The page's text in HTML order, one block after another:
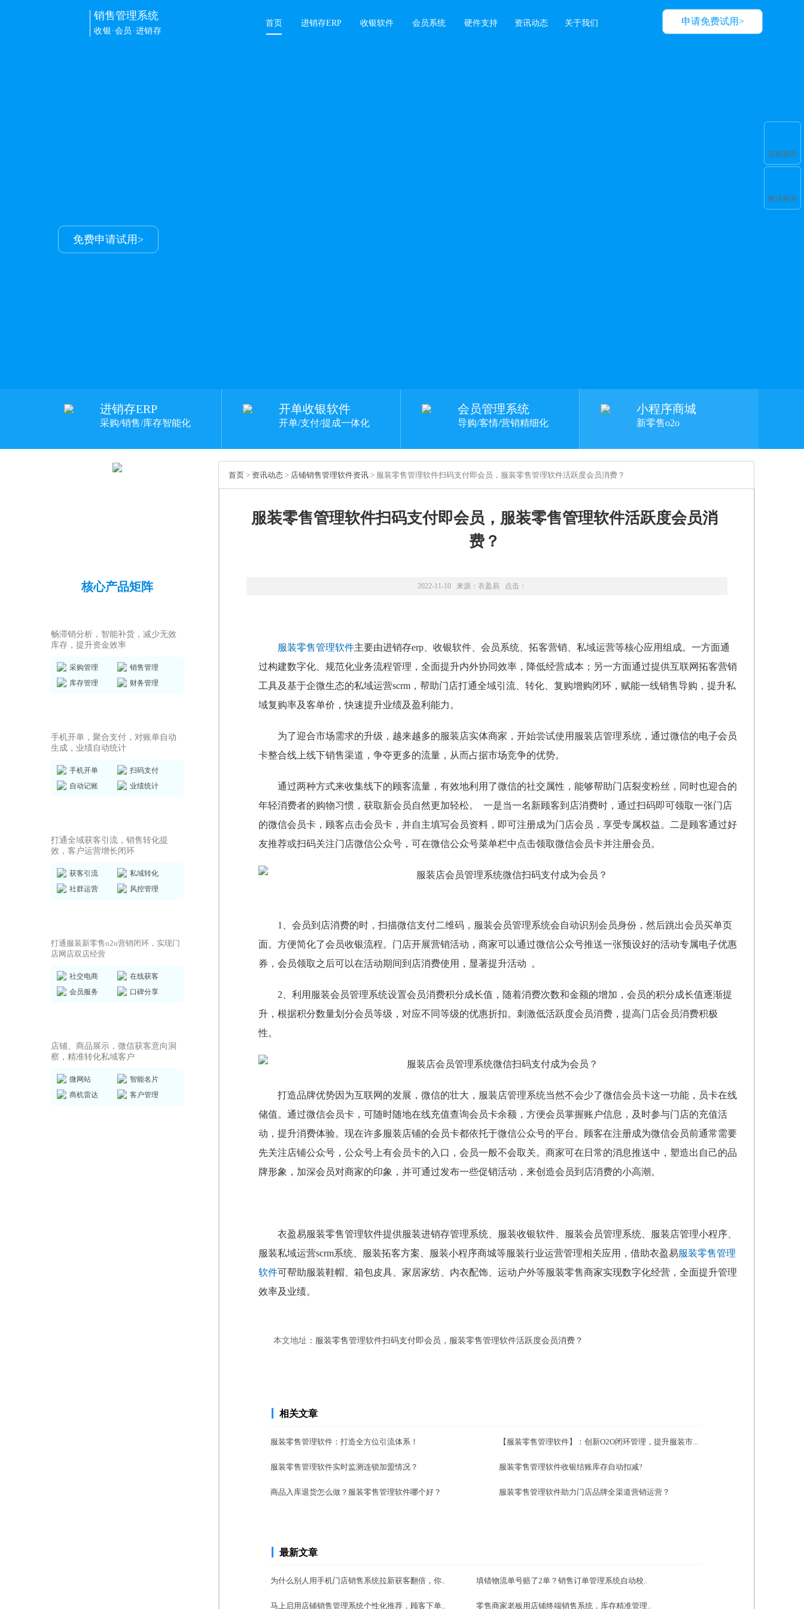
申请免费试用>
销售管理系统
收银·会员·进销存
首页 进销存ERP 收银软件 会员系统 硬件支持 资讯动态 关于我们
申请免费试用>
免费申请试用>
进销存ERP
采购/销售/库存智能化
开单收银软件
开单/支付/提成一体化
会员管理系统
导购/客情/营销精细化
小程序商城
新零售o2o
核心产品矩阵
畅滞销分析，智能补货，减少无效
库存，提升资金效率
采购管理
销售管理
库存管理
财务管理
手机开单，聚合支付，对账单自动
生成，业绩自动统计
手机开单
扫码支付
自动记账
业绩统计
打通全域获客引流，销售转化提
效，客户运营增长闭环
获客引流
私域转化
社群运营
风控管理
打通服装新零售o2o营销闭环，实现门
店网店双店经营
社交电商
在线获客
会员服务
口碑分享
店铺、商品展示，微信获客意向洞
察，精准转化私域客户
微网站
智能名片
商机雷达
客户管理
首页 > 资讯动态 > 店铺销售管理软件资讯 > 服装零售管理软件扫码支付即会员，服装零售管理软件活跃度会员消费？
服装零售管理软件扫码支付即会员，服装零售管理软件活跃度会员消
费？
2022-11-10 来源： 衣盈易 点击：
服装零售管理软件主要由进销存erp、收银软件、会员系统、拓客营销、私域运营等核心应用组成。一方面通
过构建数字化、规范化业务流程管理，全面提升内外协同效率，降低经营成本；另一方面通过提供互联网拓客营销
工具及基于企微生态的私域运营scrm，帮助门店打通全域引流、转化、复购增购闭环，赋能一线销售导购，提升私
域复购率及客单价，快速提升业绩及盈利能力。
为了迎合市场需求的升级，越来越多的服装店实体商家，开始尝试使用 服装店管理系统， 通过微信的电子会员
卡整合线上线下销售渠道，争夺更多的流量，从而占据市场竞争的优势。
通过两种方式来收集线下的顾客流量，有效地利用了微信的社交属性，能够帮助门店裂变粉丝，同时也迎合的
年轻消费者的购物习惯，获取新会员自然更加轻松。 一是当一名新顾客到店消费时，通过扫码即可领取一张门店
的微信会员卡，顾客点击会员卡，并自主填写会员资料，即可注册成为门店会员，享受专属权益。二是顾客通过好
友推荐或扫码关注门店微信公众号，可在微信公众号菜单栏中点击领取微信会员卡并注册会员。
1、会员到店消费的时，扫描微信支付二维码，服装会员管理系统会自动识别会员身份，然后跳出会员买单页
面。方便简化了会员收银流程。门店开展营销活动，商家可以通过微信公众号推送一张预设好的活动专属电子优惠
券，会员领取之后可以在活动期间到店消费使用，显著提升活动 。
2、 利用服装会员管理系统设置会员消费积分成长值，随着消费次数和金额的增加，会员的积分成长值逐渐提
升，根据积分数量划分会员等级，对应不同等级的优惠折扣。刺激低活跃度会员消费，提高门店会员消费积极
性。
打造品牌优势因为互联网的发展，微信的壮大，服装店管理系统当然不会少了微信会员卡这一功能，员卡在线
储值。通过微信会员卡，可随时随地在线充值查询会员卡余额，方便会员掌握账户信息，及时参与门店的充值活
动，提升消费体验。 现在许多服装店铺的会员卡都依托于微信公众号的平台。顾客在注册成为微信会员前通常需要
先关注店铺公众号，公众号上有会员卡的入口，会员一般不会取关。 商家可在日常的消息推送中，塑造出自己的品
牌形象，加深会员对商家的印象，并可通过发布一些促销活动，来创造会员到店消费的小高潮。
衣盈易服装零售管理软件提供服装进销存管理系统、服装收银软件、服装会员管理系统、服装店管理小程序、
服装私域运营scrm系统、服装拓客方案、服装小程序商城等服装行业运营管理相关应用，借助衣盈易服装零售管理
软件可帮助服装鞋帽、箱包皮具、家居家纺、内衣配饰、运动户外等服装零售商家实现数字化经营，全面提升管理
效率及业绩。
本文地址： 服装零售管理软件扫码支付即会员，服装零售管理软件活跃度会员消费？
相关文章
服装零售管理软件：打造全方位引流体系！ 【服装零售管理软件】：创新O2O闭环管理，提升服装市...
服装零售管理软件实时监测连锁加盟情况？ 服装零售管理软件收银结账库存自动扣减?
商品入库退货怎么做？服装零售管理软件哪个好？ 服装零售管理软件助力门店品牌全渠道营销运营？
最新文章
为什么别人用手机门店销售系统拉新获客翻倍，你.. 填错物流单号赔了2单？销售订单管理系统自动校..
马上启用店铺销售管理系统个性化推荐，顾客下单.. 零售商家老板用店铺终端销售系统，库存精准管理..
在线咨询
电话咨询